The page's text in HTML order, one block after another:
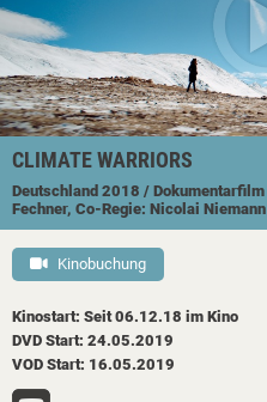
CLIMATE WARRIORS
Deutschland 2018 / Dokumentarfilm
Fechner, Co-Regie: Nicolai Niemann
Kinobuchung
Kinostart: Seit 06.12.18 im Kino
DVD Start: 24.05.2019
VOD Start: 16.05.2019